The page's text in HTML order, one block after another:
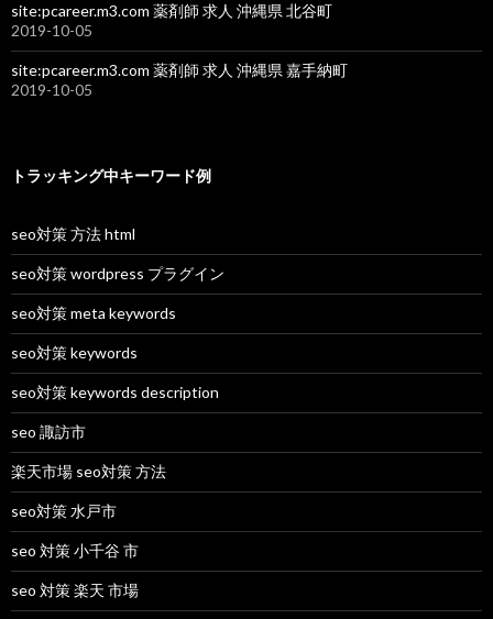
site:pcareer.m3.com 薬剤師 求人 沖縄県 北谷町
2019-10-05
site:pcareer.m3.com 薬剤師 求人 沖縄県 嘉手納町
2019-10-05
トラッキング中キーワード例
seo対策 方法 html
seo対策 wordpress プラグイン
seo対策 meta keywords
seo対策 keywords
seo対策 keywords description
seo 諏訪市
楽天市場 seo対策 方法
seo対策 水戸市
seo 対策 小千谷 市
seo 対策 楽天 市場